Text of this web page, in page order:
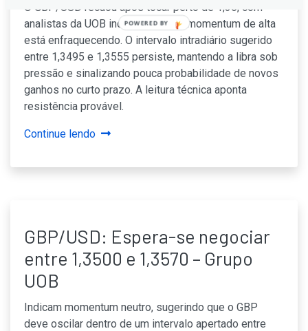
O GBP/USD recuou após tocar perto de 1,36, com
analistas da UOB indicando que o momentum de alta
está enfraquecendo. O intervalo intradiário sugerido
entre 1,3495 e 1,3555 persiste, mantendo a libra sob
pressão e sinalizando pouca probabilidade de novos
ganhos no curto prazo. A leitura técnica aponta
resistência provável.
Continue lendo
GBP/USD: Espera-se negociar
entre 1,3500 e 1,3570 – Grupo
UOB
Indicam momentum neutro, sugerindo que o GBP
deve oscilar dentro de um intervalo apertado entre
POWERED BY